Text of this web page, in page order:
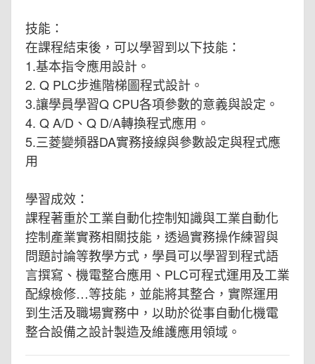
技能：
在課程結束後，可以學習到以下技能：
1.基本指令應用設計。
2. Q PLC步進階梯圖程式設計。
3.讓學員學習Q CPU各項參數的意義與設定。
4. Q A/D、Q D/A轉換程式應用。
5.三菱變頻器DA實務接線與參數設定與程式應
用
學習成效：
課程著重於工業自動化控制知識與工業自動化
控制產業實務相關技能，透過實務操作練習與
問題討論等教學方式，學員可以學習到程式語
言撰寫、機電整合應用、PLC可程式運用及工業
配線檢修…等技能，並能將其整合，實際運用
到生活及職場實務中，以助於從事自動化機電
整合設備之設計製造及維護應用領域。